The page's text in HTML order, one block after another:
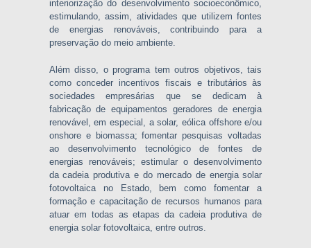
interiorização do desenvolvimento socioeconômico,
estimulando, assim, atividades que utilizem fontes
de energias renováveis, contribuindo para a
preservação do meio ambiente.
Além disso, o programa tem outros objetivos, tais
como conceder incentivos fiscais e tributários às
sociedades empresárias que se dedicam à
fabricação de equipamentos geradores de energia
renovável, em especial, a solar, eólica offshore e/ou
onshore e biomassa; fomentar pesquisas voltadas
ao desenvolvimento tecnológico de fontes de
energias renováveis; estimular o desenvolvimento
da cadeia produtiva e do mercado de energia solar
fotovoltaica no Estado, bem como fomentar a
formação e capacitação de recursos humanos para
atuar em todas as etapas da cadeia produtiva de
energia solar fotovoltaica, entre outros.